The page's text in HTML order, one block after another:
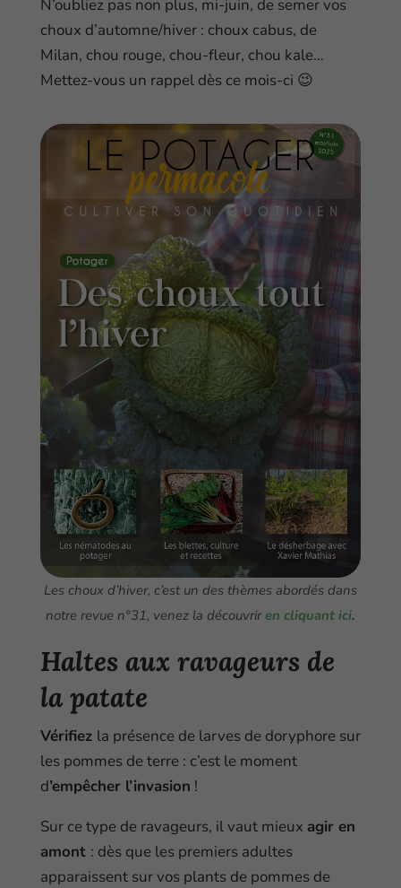
N’oubliez pas non plus, mi-juin, de semer vos
choux d’automne/hiver : choux cabus, de
Milan, chou rouge, chou-fleur, chou kale…
Mettez-vous un rappel dès ce mois-ci 😉
Les choux d’hiver, c’est un des thèmes abordés dans
notre revue n°31, venez la découvriren cliquant ici.
Haltes aux ravageurs de
la patate
Vérifiez la présence de larves de doryphore sur
les pommes de terre : c’est le moment
d’empêcher l’invasion !
Sur ce type de ravageurs, il vaut mieux agir en
amont : dès que les premiers adultes
apparaissent sur vos plants de pommes de